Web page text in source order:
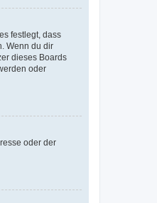
festlegt, dass
Wenn du dir
dieses Boards
oder
oder der